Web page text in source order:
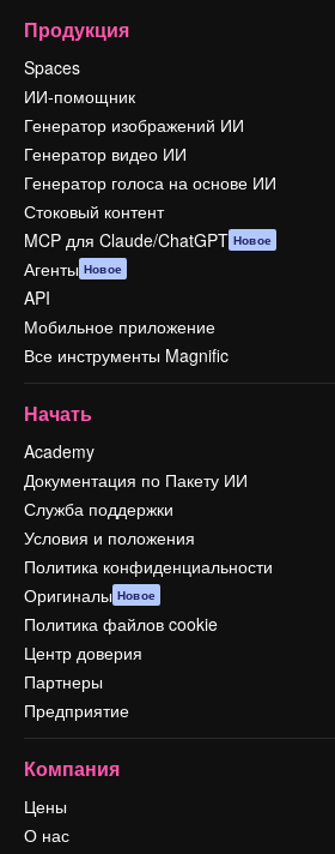
Продукция
Spaces
ИИ-помощник
Генератор изображений ИИ
Генератор видео ИИ
Генератор голоса на основе ИИ
Стоковый контент
MCP для Claude/ChatGPT Новое
Агенты Новое
API
Мобильное приложение
Все инструменты Magnific
Начать
Academy
Документация по Пакету ИИ
Служба поддержки
Условия и положения
Политика конфиденциальности
Оригиналы Новое
Политика файлов cookie
Центр доверия
Партнеры
Предприятие
Компания
Цены
О нас